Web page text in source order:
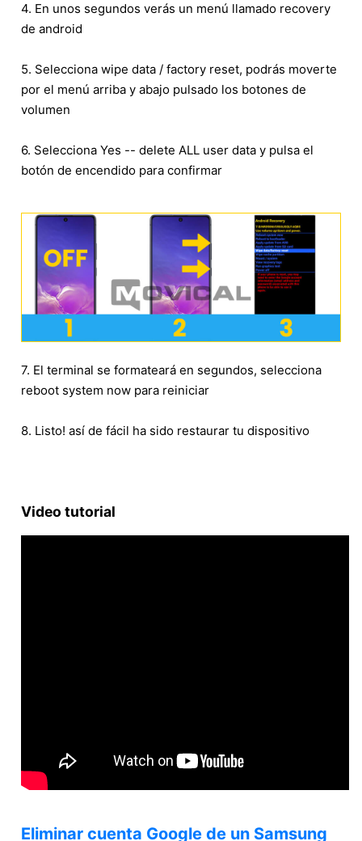
4. En unos segundos verás un menú llamado recovery
de android
5. Selecciona wipe data / factory reset, podrás moverte
por el menú arriba y abajo pulsado los botones de
volumen
6. Selecciona Yes -- delete ALL user data y pulsa el
botón de encendido para confirmar
7. El terminal se formateará en segundos, selecciona
reboot system now para reiniciar
8. Listo! así de fácil ha sido restaurar tu dispositivo
Video tutorial
Eliminar cuenta Google de un Samsung